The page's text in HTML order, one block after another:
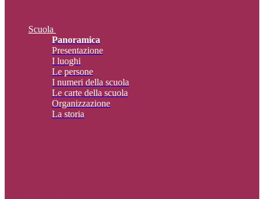
Scuola
Panoramica
Presentazione
I luoghi
Le persone
I numeri della scuola
Le carte della scuola
Organizzazione
La storia